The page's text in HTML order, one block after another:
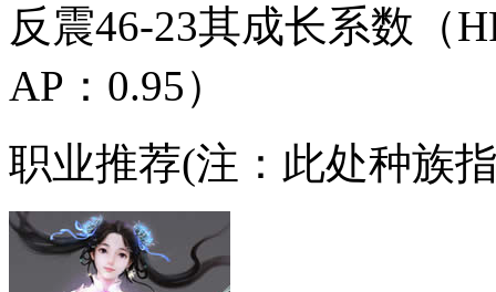
反震46-23其成长系数（
AP：0.95）
职业推荐(注：此处种族